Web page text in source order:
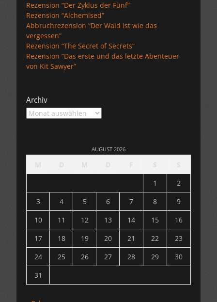
Rezension “Der Zyklus der Fünf”
Rezension “Alchemised”
Abbruchrezension “Der Wald ist wie das
vergessen”
Rezension “The Secret of Secrets”
Rezension “Das erste und das letzte Abenteuer
von Kit Sawyer”
Archiv
Archiv
AUGUST 2026
1
2
3
4 5 6 7 8
9
10
11 12 13 14 15
16
17
18 19 20 21 22
23
24
25 26 27 28 29
30
31